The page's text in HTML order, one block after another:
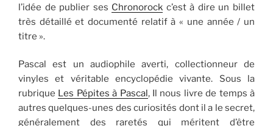
l’idée de publier ses Chronorock c’est à dire un billet
très détaillé et documenté relatif à « une année / un
titre ».
Pascal est un audiophile averti, collectionneur de
vinyles et véritable encyclopédie vivante. Sous la
rubrique Les Pépites à Pascal, Il nous livre de temps à
autres quelques-unes des curiosités dont il a le secret,
généralement des raretés qui méritent d’être